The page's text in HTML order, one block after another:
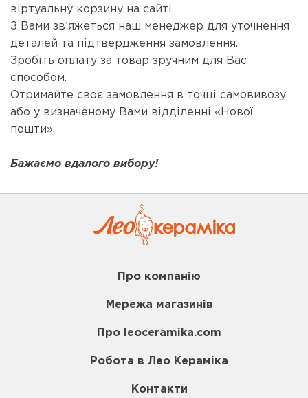
віртуальну корзину на сайті.
З Вами зв’яжеться наш менеджер для уточнення
деталей та підтвердження замовлення.
Зробіть оплату за товар зручним для Вас
способом.
Отримайте своє замовлення в точці самовивозу
або у визначеному Вами відділенні «Нової
пошти».
Бажаємо вдалого вибору!
Про компанію
Мережа магазинів
Про leoceramika.com
Робота в Лео Кераміка
Контакти